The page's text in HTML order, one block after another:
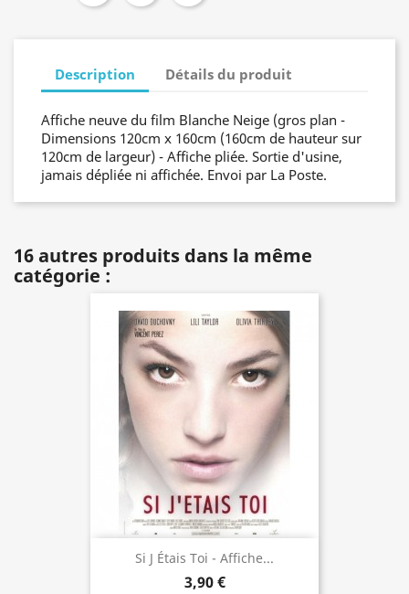
Description Détails du produit
Affiche neuve du film Blanche Neige (gros plan -
Dimensions 120cm x 160cm (160cm de hauteur sur
120cm de largeur) - Affiche pliée. Sortie d'usine,
jamais dépliée ni affichée. Envoi par La Poste.
16 autres produits dans la même
catégorie :
Si J Étais Toi - Affiche...
3,90 €